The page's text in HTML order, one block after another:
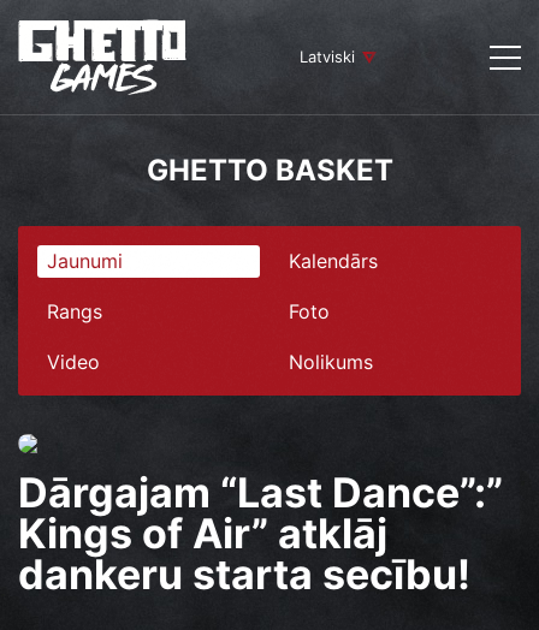
Latviski
GHETTO BASKET
Jaunumi Kalendārs
Rangs Foto
Video Nolikums
Dārgajam “Last Dance”:”
Kings of Air” atklāj
dankeru starta secību!